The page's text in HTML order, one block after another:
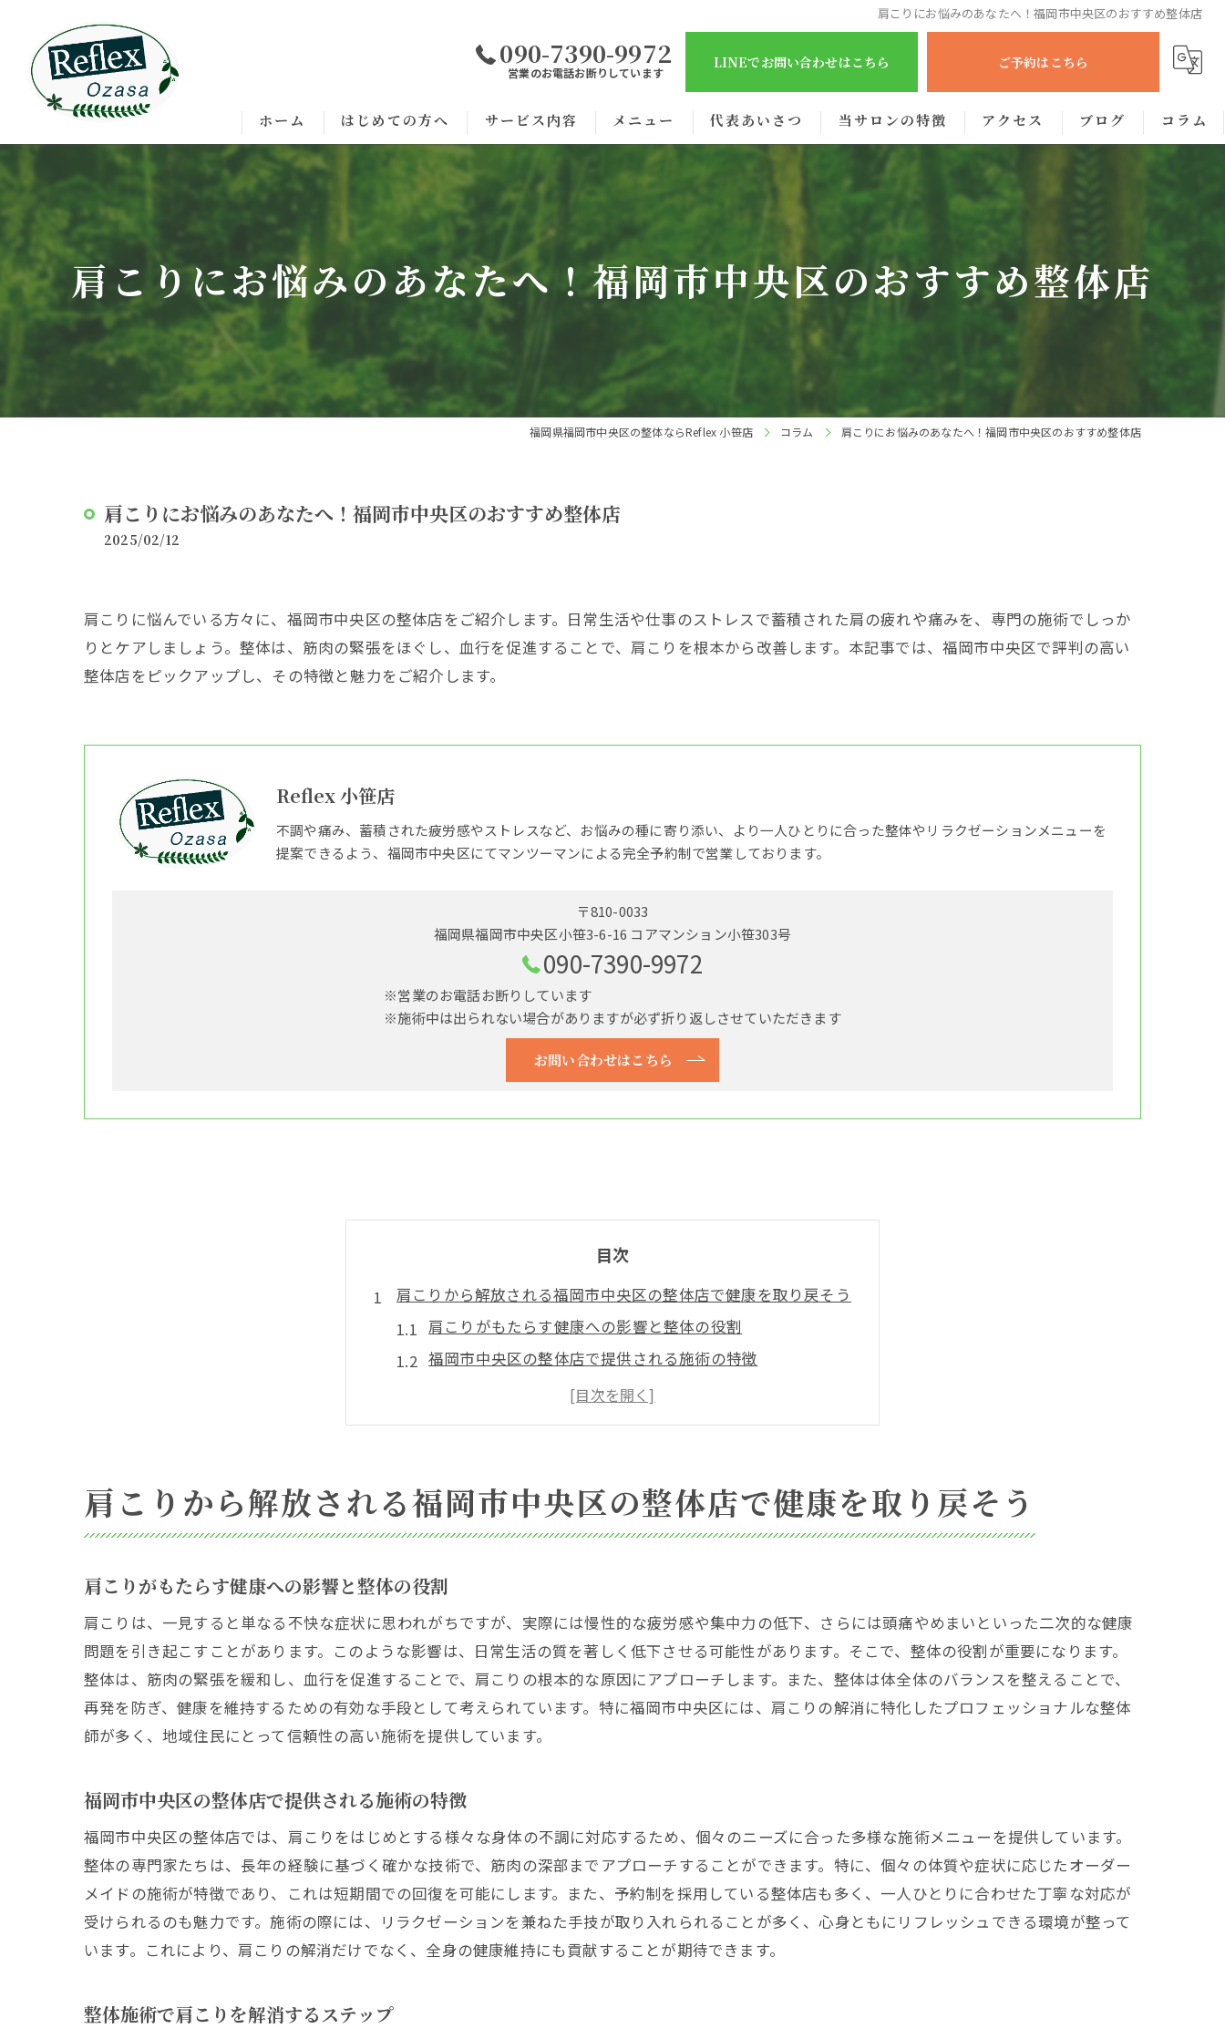
肩こりにお悩みのあなたへ！福岡市中央区のおすすめ整体店
090-7390-9972
営業のお電話お断りしています
LINEでお問い合わせはこちら ご予約はこちら
ホーム はじめての方へ サービス内容 メニュー 代表あいさつ 当サロンの特徴
眼精疲労
アクセス ブログ コラム
肩こりにお悩みのあなたへ！福岡市中央区のおすすめ整体店
福岡県福岡市中央区の整体ならReflex 小笹店 コラム 肩こりにお悩みのあなたへ！福岡市中央区のおすすめ整体店
肩こりにお悩みのあなたへ！福岡市中央区のおすすめ整体店
2025/02/12
肩こりに悩んでいる方々に、福岡市中央区の整体店をご紹介します。日常生活や仕事のストレスで蓄積された肩の疲れや痛みを、専門の施術でしっか
りとケアしましょう。整体は、筋肉の緊張をほぐし、血行を促進することで、肩こりを根本から改善します。本記事では、福岡市中央区で評判の高い
整体店をピックアップし、その特徴と魅力をご紹介します。
Reflex 小笹店
不調や痛み、蓄積された疲労感やストレスなど、お悩みの種に寄り添い、より一人ひとりに合った整体やリラクゼーションメニューを
提案できるよう、福岡市中央区にてマンツーマンによる完全予約制で営業しております。
〒810-0033
福岡県福岡市中央区小笹3-6-16 コアマンション小笹303号
090-7390-9972
※営業のお電話お断りしています
※施術中は出られない場合がありますが必ず折り返しさせていただきます
お問い合わせはこちら
目次
肩こりから解放される福岡市中央区の整体店で健康を取り戻そう
肩こりがもたらす健康への影響と整体の役割
福岡市中央区の整体店で提供される施術の特徴
整体施術で肩こりを解消するステップ
整体店を選ぶ際のポイントと注意点
整体施術後のアフターフォローと健康維持法
福岡市中央区の整体で肩こりを解消する方法とお店の魅力
整体のメニューと肩こり改善の相性
肩こりに特化した特別コースの紹介
来店までの簡単予約システムとアクセス情報
施術後のリラクゼーション効果を高める方法
口コミで評判の整体店の実力とは
肩こりに悩む方必見！福岡市中央区の整体で感じる体の変化
整体で得られる肩こり以外の健康効果
実際の施術体験談から分かる整体の効果
なぜ肩こりが整体で改善されるのか
体験者が語る整体後の生活改善ポイント
整体施術の前後で実感する違いとは
福岡市中央区の整体で肩こり改善体験者の本音レビュー
肩こりから解放される福岡市中央区の整体店で健康を取り戻そう
肩こりがもたらす健康への影響と整体の役割
肩こりは、一見すると単なる不快な症状に思われがちですが、実際には慢性的な疲労感や集中力の低下、さらには頭痛やめまいといった二次的な健康
問題を引き起こすことがあります。このような影響は、日常生活の質を著しく低下させる可能性があります。そこで、整体の役割が重要になります。
整体は、筋肉の緊張を緩和し、血行を促進することで、肩こりの根本的な原因にアプローチします。また、整体は体全体のバランスを整えることで、
再発を防ぎ、健康を維持するための有効な手段として考えられています。特に福岡市中央区には、肩こりの解消に特化したプロフェッショナルな整体
師が多く、地域住民にとって信頼性の高い施術を提供しています。
福岡市中央区の整体店で提供される施術の特徴
福岡市中央区の整体店では、肩こりをはじめとする様々な身体の不調に対応するため、個々のニーズに合った多様な施術メニューを提供しています。
整体の専門家たちは、長年の経験に基づく確かな技術で、筋肉の深部までアプローチすることができます。特に、個々の体質や症状に応じたオーダー
メイドの施術が特徴であり、これは短期間での回復を可能にします。また、予約制を採用している整体店も多く、一人ひとりに合わせた丁寧な対応が
受けられるのも魅力です。施術の際には、リラクゼーションを兼ねた手技が取り入れられることが多く、心身ともにリフレッシュできる環境が整って
います。これにより、肩こりの解消だけでなく、全身の健康維持にも貢献することが期待できます。
整体施術で肩こりを解消するステップ